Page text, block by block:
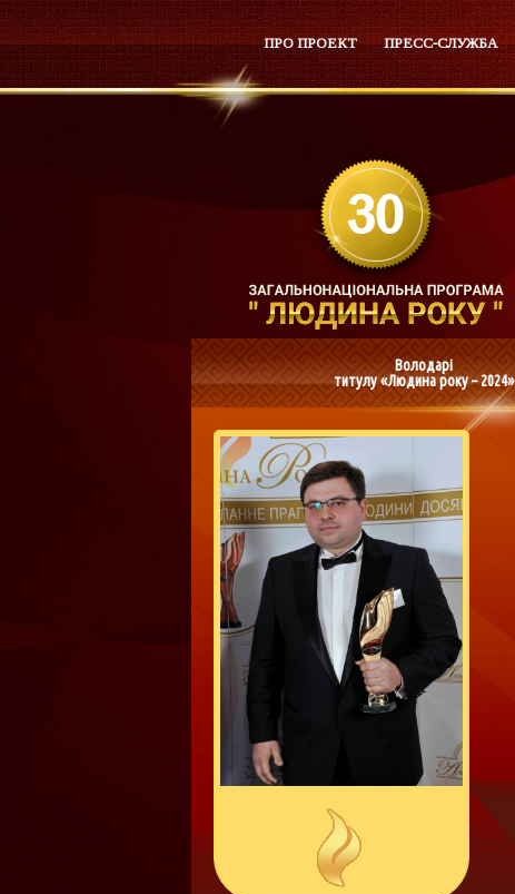
ПРО ПРОЕКТ ПРЕСС-СЛУЖБА
Володарі
титулу «Людина року – 2024»